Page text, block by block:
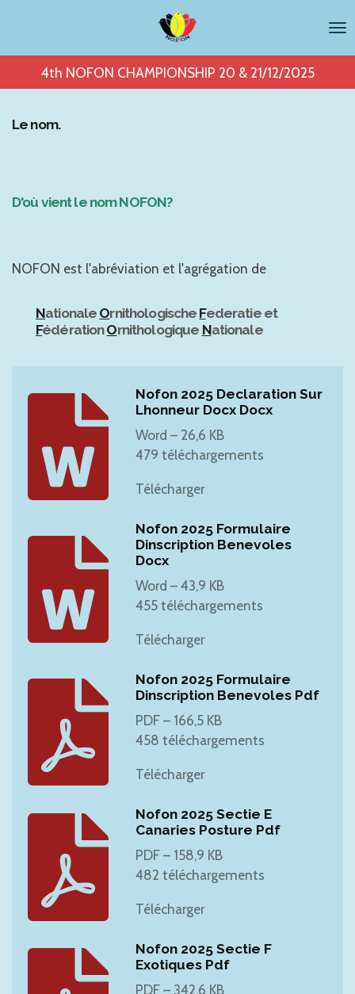
contenu
principal4th NOFON CHAMPIONSHIP 20 & 21/12/2025
Le nom.
D'où vient le nom NOFON?
NOFON est l'abréviation et l'agrégation de
Nationale Ornithologische Federatie et
FédérationOrnithologique Nationale
Nofon 2025 Declaration Sur
Lhonneur Docx Docx
Word – 26,6 KB
479 téléchargements
Télécharger
Nofon 2025 Formulaire
Dinscription Benevoles
Docx
Word – 43,9 KB
455 téléchargements
Télécharger
Nofon 2025 Formulaire
Dinscription Benevoles Pdf
PDF – 166,5 KB
458 téléchargements
Télécharger
Nofon 2025 Sectie E
Canaries Posture Pdf
PDF – 158,9 KB
482 téléchargements
Télécharger
Nofon 2025 Sectie F
Exotiques Pdf
PDF – 342,6 KB